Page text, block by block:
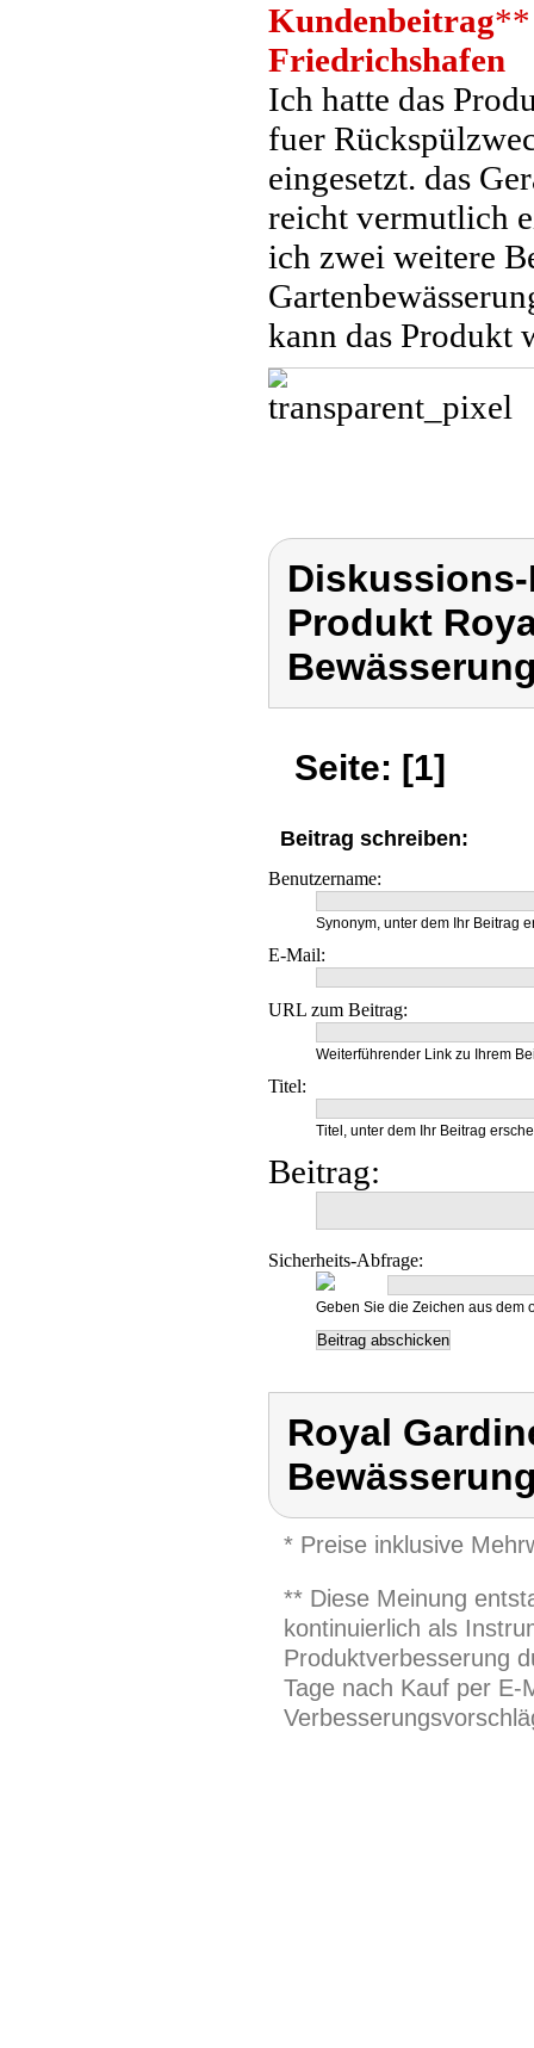
Kundenbeitrag**
Friedrichshafen
Ich hatte das
fuer
eingesetzt. das
reicht vermutlich
ich zwei weitere
kann das Produkt
Produkt
Seite: [1]
Beitrag schreiben:
Benutzername:
Synonym, unter dem Ihr Beitrag
E-Mail:
URL zum Beitrag:
Weiterführender Link zu Ihrem
Titel:
Titel, unter dem Ihr Beitrag
Beitrag:
Sicherheits-Abfrage:
Geben Sie die Zeichen aus dem
Royal
* Preise inklusive
** Diese Meinung
kontinuierlich als
Produktverbesserung
Tage nach Kauf per E-